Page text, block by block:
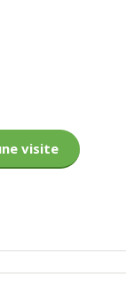
visite